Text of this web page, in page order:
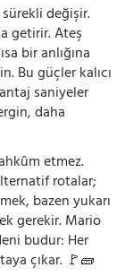
değişir.
getirir. Ateş
bir anlığına
Bu güçler kalıcı
saniyeler
daha
etmez.
rotalar;
bazen yukarı
gerekir. Mario
budur: Her
çıkar. 🚩🧱